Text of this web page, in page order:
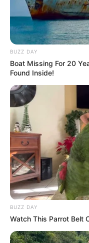
ดวงรายวัน 13 กันยายน
13 ก.ย. 2022
BUZZ DAY
Boat Missing For 20
Found Inside!
BUZZ DAY
Watch This Parrot Belt